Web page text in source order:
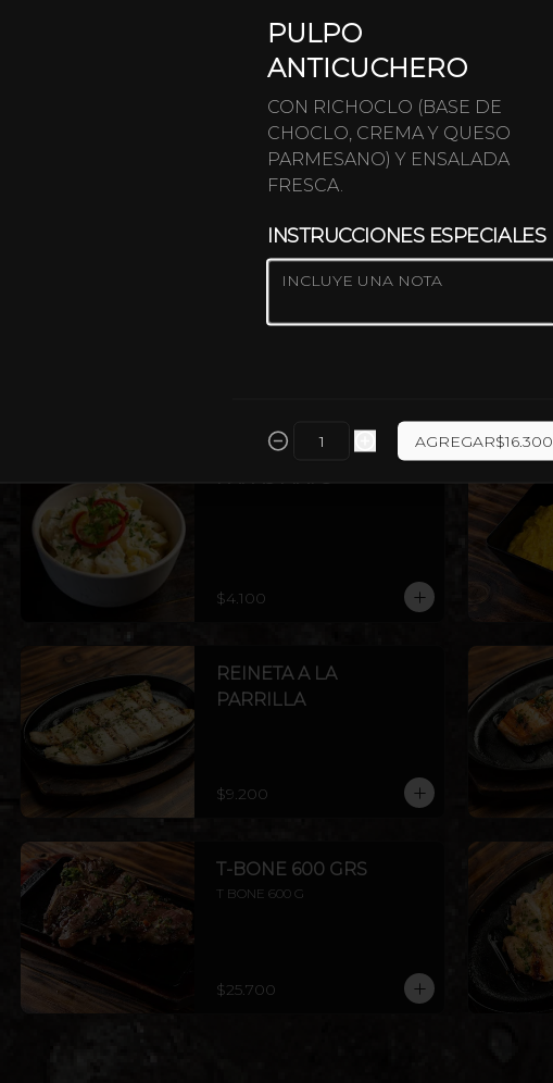
ENTRAÑA 350 G
FILETE DE VACUNO
$4.100
REINETA A LA
PARRILLA
$9.200
T-BONE 600 GRS
T BONE 600 G
$25.700
PULPO
ANTICUCHERO
CON RICHOCLO (BASE DE
CHOCLO, CREMA Y QUESO
PARMESANO) Y ENSALADA
FRESCA.
INSTRUCCIONES ESPECIALES
AGREGAR$16.300